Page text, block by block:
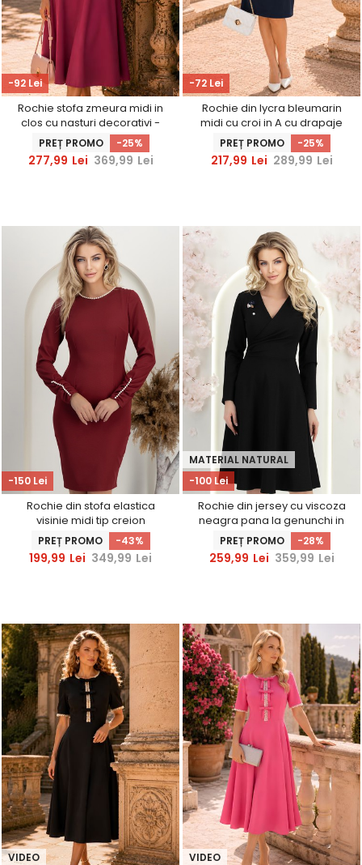
-92 Lei
Rochie stofa zmeura midi in
clos cu nasturi decorativi -
StarShinerS
PREȚ PROMO -25%
277,99 Lei 369,99 Lei
-72 Lei
Rochie din lycra bleumarin
midi cu croi in A cu drapaje
laterale
PREȚ PROMO -25%
217,99 Lei 289,99 Lei
-150 Lei
Rochie din stofa elastica
visinie midi tip creion
accesorizata cu perle -
StarShinerS
PREȚ PROMO -43%
199,99 Lei 349,99 Lei
-100 Lei
MATERIAL NATURAL
Rochie din jersey cu viscoza
neagra pana la genunchi in
clos cu brosa - StarShinerS
PREȚ PROMO -28%
259,99 Lei 359,99 Lei
VIDEO VIDEO